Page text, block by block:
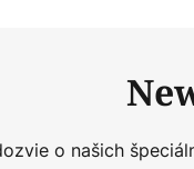
o našich